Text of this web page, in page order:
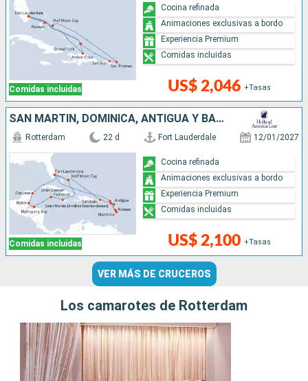
Comidas incluidas US$ 2,046 +Tasas
Cocina refinada
Animaciones exclusivas a bordo
Experiencia Premium
Comidas incluidas
SAN MARTÍN, DOMINICA, ANTIGUA Y BARBUDA, PUERTO RICO, ESTADOS UNIDOS, BAHAMAS, JAMAICA, ISLAS CAIMÁN, HONDURAS, BELICE, MÉXICO
Comidas incluidas
Rotterdam 22 d Fort Lauderdale 12/01/2027
US$ 2,100 +Tasas
Cocina refinada
Animaciones exclusivas a bordo
Experiencia Premium
Comidas incluidas
VER MÁS DE CRUCEROS
Los camarotes de Rotterdam